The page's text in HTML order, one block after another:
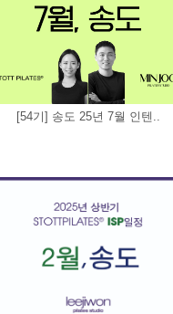
[54기] 송도 25년 7월 인텐..